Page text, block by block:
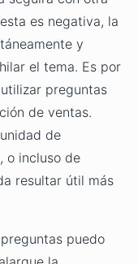
es negativa, la
y
el tema. Es por
preguntas
de ventas.
de
o incluso de
resultar útil más
puedo